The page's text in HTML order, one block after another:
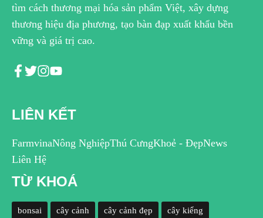
tìm cách thương mại hóa sản phẩm Việt, xây dựng
thương hiệu địa phương, tạo bàn đạp xuất khẩu bền
vững và giá trị cao.
LIÊN KẾT
FarmvinaNông NghiệpThú CưngKhoẻ - ĐẹpNews
Liên Hệ
TỪ KHOÁ
bonsai cây cảnh cây cảnh đẹp cây kiểng